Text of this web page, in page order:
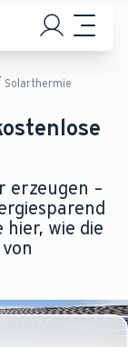
Solarthermie
erzeugen –
wie die